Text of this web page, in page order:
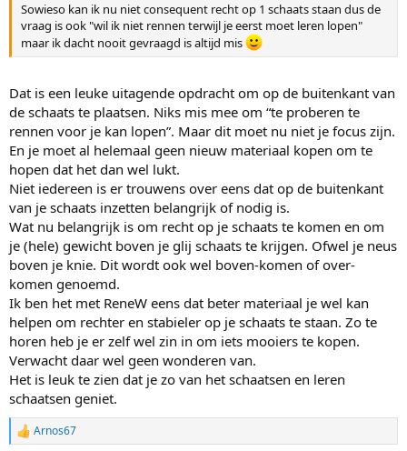
Sowieso kan ik nu niet consequent recht op 1 schaats staan dus de
vraag is ook "wil ik niet rennen terwijl je eerst moet leren lopen"
maar ik dacht nooit gevraagd is altijd mis
Dat is een leuke uitagende opdracht om op de buitenkant van
de schaats te plaatsen. Niks mis mee om “te proberen te
rennen voor je kan lopen”. Maar dit moet nu niet je focus zijn.
En je moet al helemaal geen nieuw materiaal kopen om te
hopen dat het dan wel lukt.
Niet iedereen is er trouwens over eens dat op de buitenkant
van je schaats inzetten belangrijk of nodig is.
Wat nu belangrijk is om recht op je schaats te komen en om
je (hele) gewicht boven je glij schaats te krijgen. Ofwel je neus
boven je knie. Dit wordt ook wel boven-komen of over-
komen genoemd.
Ik ben het met ReneW eens dat beter materiaal je wel kan
helpen om rechter en stabieler op je schaats te staan. Zo te
horen heb je er zelf wel zin in om iets mooiers te kopen.
Verwacht daar wel geen wonderen van.
Het is leuk te zien dat je zo van het schaatsen en leren
schaatsen geniet.
R
Arnos67